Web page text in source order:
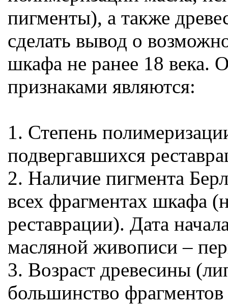
пигменты), а также
сделать вывод о
шкафа не ранее 18 века.
признаками являются:
1. Степень
подвергавшихся
2. Наличие пигмента
всех фрагментах шкафа
реставрации). Дата
масляной живописи –
3. Возраст древесины
большинство